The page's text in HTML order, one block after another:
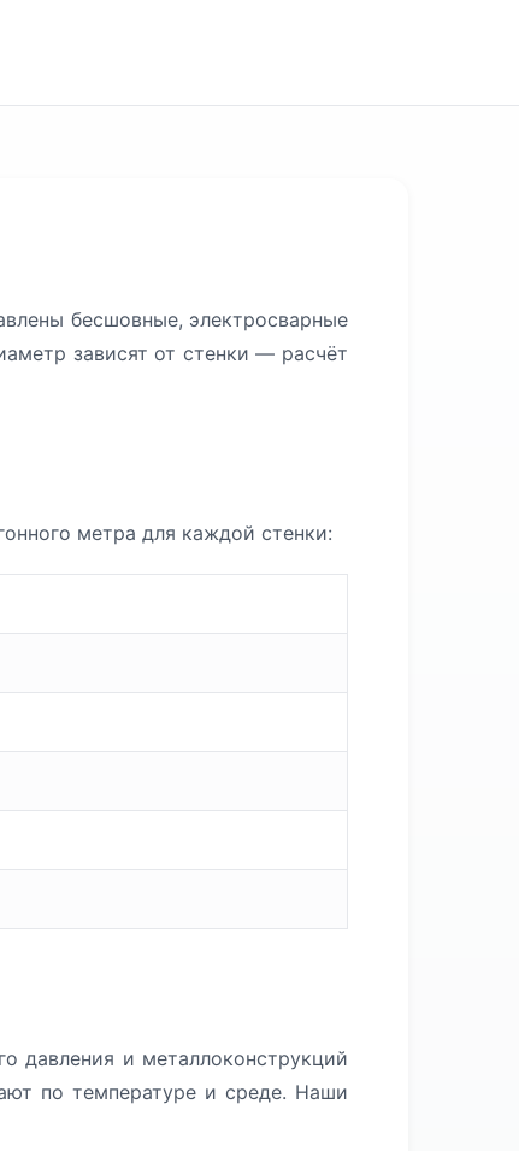
бесшовные, электросварные
зависят от стенки — расчёт
метра для каждой стенки:
давления и металлоконструкций
по температуре и среде. Наши